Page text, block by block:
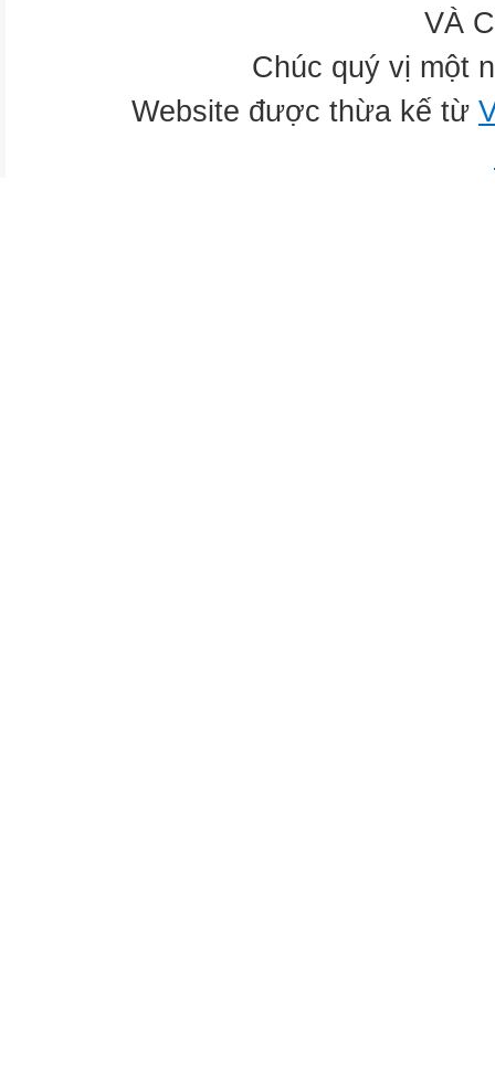
VÀ
Chúc quý vị một
Website được thừa kế từ